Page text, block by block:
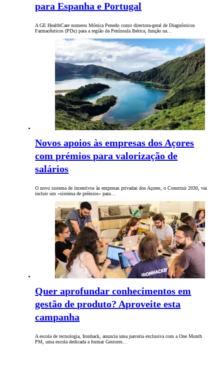
para Espanha e Portugal
A GE HealthCare nomeou Mónica Penedo como directora-geral de Diagnósticos
Farmacêuticos (PDx) para a região da Península Ibérica, função na…
Novos apoios às empresas dos Açores
com prémios para valorização de
salários
O novo sistema de incentivos às empresas privadas dos Açores, o Construir 2030, vai
incluir um «sistema de prémios» para…
Quer aprofundar conhecimentos em
gestão de produto? Aproveite esta
campanha
A escola de tecnologia, Ironhack, anuncia uma parceria exclusiva com a One Month
PM, uma escola dedicada a formar Gestores…